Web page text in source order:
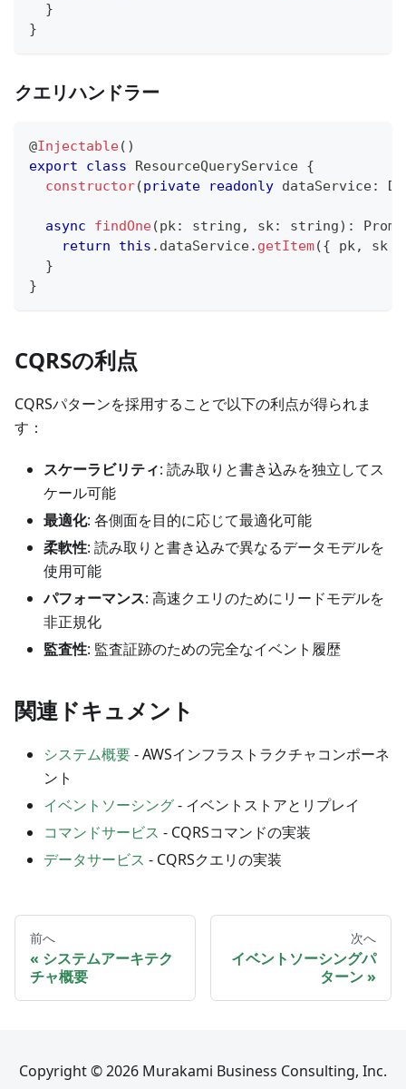
}
}
クエリハンドラー
@Injectable( )
export
class ResourceQueryService {
constructor(private readonly dataService:
async findOne(pk: string , sk: string) :
return
this . dataService. getItem({ pk, sk
}
}
CQRSの利点
CQRSパターンを採用することで以下の利点が得られま
す：
スケーラビリティ: 読み取りと書き込みを独立してス
ケール可能
最適化: 各側面を目的に応じて最適化可能
柔軟性: 読み取りと書き込みで異なるデータモデルを
使用可能
パフォーマンス: 高速クエリのためにリードモデルを
非正規化
監査性: 監査証跡のための完全なイベント履歴
関連ドキュメント
システム概要- AWSインフラストラクチャコンポーネ
ント
イベントソーシング- イベントストアとリプレイ
コマンドサービス - CQRSコマンドの実装
データサービス - CQRSクエリの実装
前へ
システムアーキテク
チャ概要
次へ
イベントソーシングパ
ターン
Copyright © 2026 Murakami Business Consulting, Inc.